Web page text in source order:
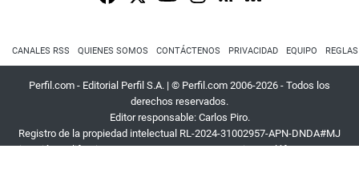
CANALES RSS QUIENES SOMOS CONTÁCTENOS PRIVACIDAD EQUIPO
Perfil.com - Editorial Perfil S.A. | © Perfil.com 2006-2026 - Todos los
derechos reservados.
Editor responsable: Carlos Piro.
Registro de la propiedad intelectual RL-2024-31002957-APN-DNDA#MJ
Dirección:California 2715,C1289ABI,CABA, Argentina| Teléfono:+54 9 11